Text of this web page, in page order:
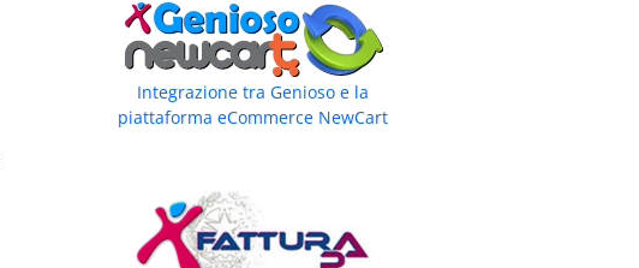
Integrazione tra Genioso e la
piattaforma eCommerce NewCart